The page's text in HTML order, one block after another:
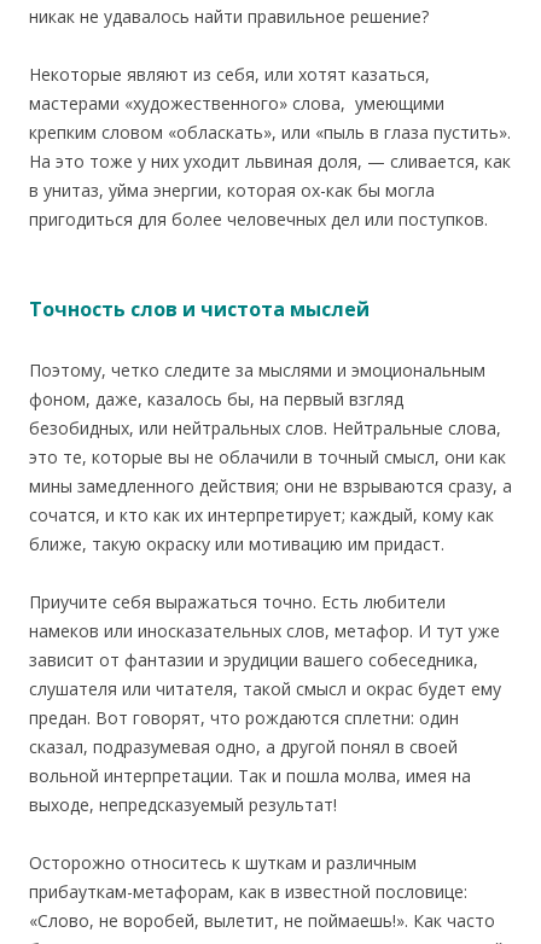
никак не удавалось найти правильное решение?
Некоторые являют из себя, или хотят казаться,
мастерами «художественного» слова, умеющими
крепким словом «обласкать», или «пыль в глаза пустить».
На это тоже у них уходит львиная доля, — сливается, как
в унитаз, уйма энергии, которая ох-как бы могла
пригодиться для более человечных дел или поступков.
Точность слов и чистота мыслей
Поэтому, четко следите за мыслями и эмоциональным
фоном, даже, казалось бы, на первый взгляд
безобидных, или нейтральных слов. Нейтральные слова,
это те, которые вы не облачили в точный смысл, они как
мины замедленного действия; они не взрываются сразу, а
сочатся, и кто как их интерпретирует; каждый, кому как
ближе, такую окраску или мотивацию им придаст.
Приучите себя выражаться точно. Есть любители
намеков или иносказательных слов, метафор. И тут уже
зависит от фантазии и эрудиции вашего собеседника,
слушателя или читателя, такой смысл и окрас будет ему
предан. Вот говорят, что рождаются сплетни: один
сказал, подразумевая одно, а другой понял в своей
вольной интерпретации. Так и пошла молва, имея на
выходе, непредсказуемый результат!
Осторожно относитесь к шуткам и различным
прибауткам-метафорам, как в известной пословице:
«Слово, не воробей, вылетит, не поймаешь!». Как часто